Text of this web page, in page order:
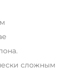
сложным